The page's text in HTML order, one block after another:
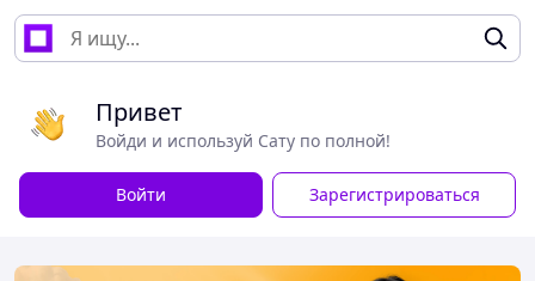
Привет
Войди и используй Сату по полной!
Войти Зарегистрироваться